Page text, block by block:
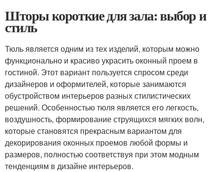
Шторы короткие для зала: выбор и
стиль
Тюль является одним из тех изделий, которым можно
функционально и красиво украсить оконный проем в
гостиной. Этот вариант пользуется спросом среди
дизайнеров и оформителей, которые занимаются
обустройством интерьеров разных стилистических
решений. Особенностью тюля является его легкость,
воздушность, формирование струящихся мягких волн,
которые становятся прекрасным вариантом для
декорирования оконных проемов любой формы и
размеров, полностью соответствуя при этом модным
тенденциям в дизайне интерьеров.